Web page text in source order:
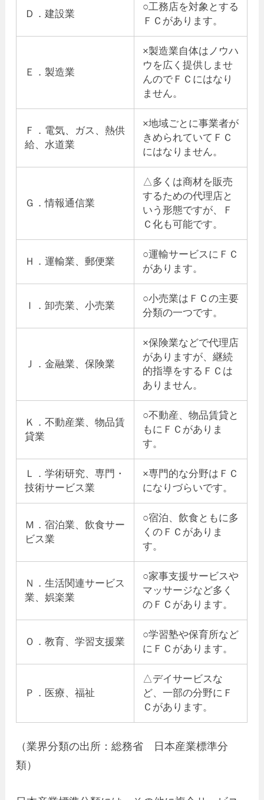
Ｄ．建設業
○工務店を対象とする
ＦＣがあります。
Ｅ．製造業
×製造業自体はノウハ
ウを広く提供しませ
んのでＦＣにはなり
ません。
Ｆ．電気、ガス、熱供
給、水道業
×地域ごとに事業者が
きめられていてＦＣ
にはなりません。
Ｇ．情報通信業
△多くは商材を販売
するための代理店と
いう形態ですが、Ｆ
Ｃ化も可能です。
Ｈ．運輸業、郵便業
○運輸サービスにＦＣ
があります。
Ｉ．卸売業、小売業
○小売業はＦＣの主要
分類の一つです。
Ｊ．金融業、保険業
×保険業などで代理店
がありますが、継続
的指導をするＦＣは
ありません。
Ｋ．不動産業、物品賃
貸業
○不動産、物品賃貸と
もにＦＣがありま
す。
Ｌ．学術研究、専門・
技術サービス業
×専門的な分野はＦＣ
になりづらいです。
Ｍ．宿泊業、飲食サー
ビス業
○宿泊、飲食ともに多
くのＦＣがありま
す。
Ｎ．生活関連サービス
業、娯楽業
○家事支援サービスや
マッサージなど多く
のＦＣがあります。
Ｏ．教育、学習支援業
○学習塾や保育所など
にＦＣがあります。
Ｐ．医療、福祉
△デイサービスな
ど、一部の分野にＦ
Ｃがあります。
（業界分類の出所：総務省 日本産業標準分
類）